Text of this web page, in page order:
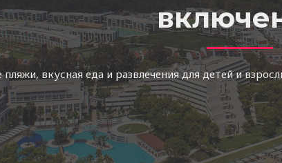
вкусная еда и развлечения для детей и